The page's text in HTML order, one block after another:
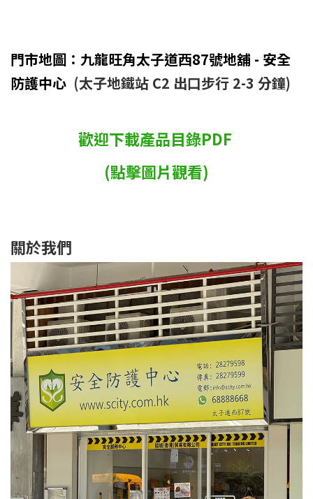
門市地圖：九龍旺角太子道西87號地舖 - 安全
防護中心 (太子地鐵站 C2 出口步行 2-3 分鐘)
歡迎下載產品目錄PDF
(點擊圖片觀看)
關於我們